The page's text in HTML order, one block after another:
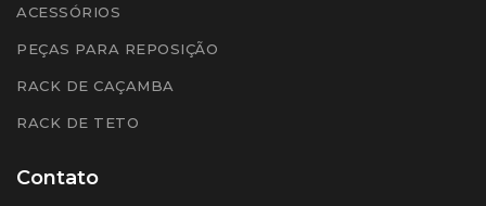
ACESSÓRIOS
PEÇAS PARA REPOSIÇÃO
RACK DE CAÇAMBA
RACK DE TETO
Contato